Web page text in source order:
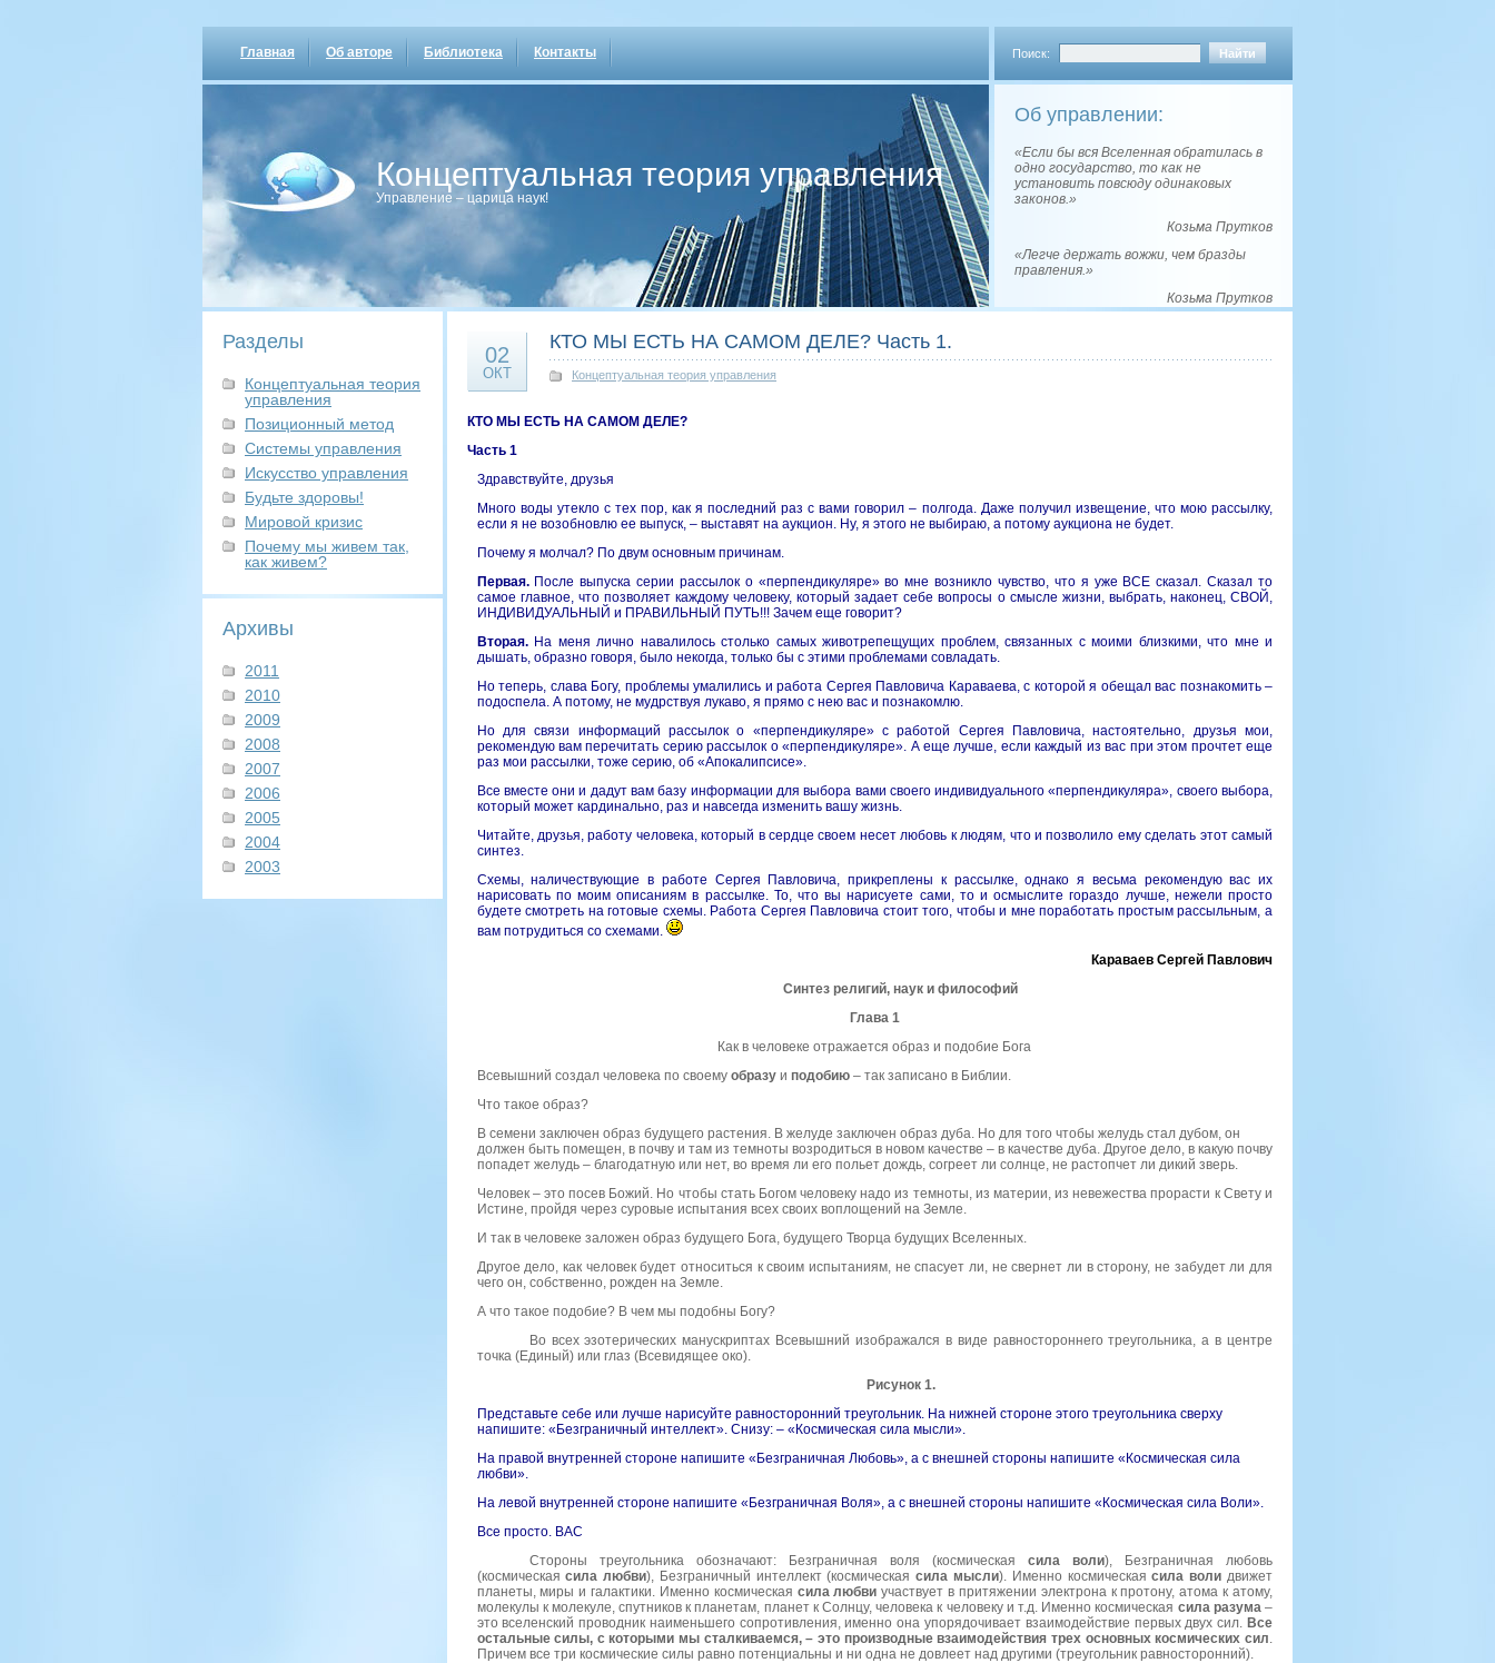
Главная Об авторе Библиотека Контакты Поиск:
Концептуальная теория управления
Управление – царица наук!
Об управлении:
«Если бы вся Вселенная обратилась в
одно государство, то как не
установить повсюду одинаковых
законов.»
Козьма Прутков
«Легче держать вожжи, чем бразды
правления.»
Козьма Прутков
Разделы
Концептуальная теория
управления
Позиционный метод
Системы управления
Искусство управления
Будьте здоровы!
Мировой кризис
Почему мы живем так,
как живем?
Архивы
2011
2010
2009
2008
2007
2006
2005
2004
2003
02
ОКТ
КТО МЫ ЕСТЬ НА САМОМ ДЕЛЕ? Часть 1.
Концептуальная теория управления
КТО МЫ ЕСТЬ НА САМОМ ДЕЛЕ?
Часть 1
Здравствуйте, друзья
Много воды утекло с тех пор, как я последний раз с вами говорил – полгода. Даже получил извещение, что мою рассылку,
если я не возобновлю ее выпуск, – выставят на аукцион. Ну, я этого не выбираю, а потому аукциона не будет.
Почему я молчал? По двум основным причинам.
Первая.После выпуска серии рассылок о «перпендикуляре» во мне возникло чувство, что я уже ВСЕ сказал. Сказал то
самое главное, что позволяет каждому человеку, который задает себе вопросы о смысле жизни, выбрать, наконец, СВОЙ,
ИНДИВИДУАЛЬНЫЙ и ПРАВИЛЬНЫЙ ПУТЬ!!! Зачем еще говорит?
Вторая. На меня лично навалилось столько самых животрепещущих проблем, связанных с моими близкими, что мне и
дышать, образно говоря, было некогда, только бы с этими проблемами совладать.
Но теперь, слава Богу, проблемы умалились и работа Сергея Павловича Караваева, с которой я обещал вас познакомить –
подоспела. А потому, не мудрствуя лукаво, я прямо с нею вас и познакомлю.
Но для связи информаций рассылок о «перпендикуляре» с работой Сергея Павловича, настоятельно, друзья мои,
рекомендую вам перечитать серию рассылок о «перпендикуляре». А еще лучше, если каждый из вас при этом прочтет еще
раз мои рассылки, тоже серию, об «Апокалипсисе».
Все вместе они и дадут вам базу информации для выбора вами своего индивидуального «перпендикуляра», своего выбора,
который может кардинально, раз и навсегда изменить вашу жизнь.
Читайте, друзья, работу человека, который в сердце своем несет любовь к людям, что и позволило ему сделать этот самый
синтез.
Схемы, наличествующие в работе Сергея Павловича, прикреплены к рассылке, однако я весьма рекомендую вас их
нарисовать по моим описаниям в рассылке. То, что вы нарисуете сами, то и осмыслите гораздо лучше, нежели просто
будете смотреть на готовые схемы. Работа Сергея Павловича стоит того, чтобы и мне поработать простым рассыльным, а
вам потрудиться со схемами.
Караваев Сергей Павлович
Синтез религий, наук и философий
Глава 1
Как в человеке отражается образ и подобие Бога
Всевышний создал человека по своему образуи подобию– так записано в Библии.
Что такое образ?
В семени заключен образ будущего растения. В желуде заключен образ дуба. Но для того чтобы желудь стал дубом, он
должен быть помещен, в почву и там из темноты возродиться в новом качестве – в качестве дуба. Другое дело, в какую почву
попадет желудь – благодатную или нет, во время ли его польет дождь, согреет ли солнце, не растопчет ли дикий зверь.
Человек – это посев Божий. Но чтобы стать Богом человеку надо из темноты, из материи, из невежества прорасти к Свету и
Истине, пройдя через суровые испытания всех своих воплощений на Земле.
И так в человеке заложен образ будущего Бога, будущего Творца будущих Вселенных.
Другое дело, как человек будет относиться к своим испытаниям, не спасует ли, не свернет ли в сторону, не забудет ли для
чего он, собственно, рожден на Земле.
А что такое подобие? В чем мы подобны Богу?
Во всех эзотерических манускриптах Всевышний изображался в виде равностороннего треугольника, а в центре
точка (Единый) или глаз (Всевидящее око).
Рисунок 1.
Представьте себе или лучше нарисуйте равносторонний треугольник. На нижней стороне этого треугольника сверху
напишите: «Безграничный интеллект». Снизу: – «Космическая сила мысли».
На правой внутренней стороне напишите «Безграничная Любовь», а с внешней стороны напишите «Космическая сила
любви».
На левой внутренней стороне напишите «Безграничная Воля», а с внешней стороны напишите «Космическая сила Воли».
Все просто. ВАС
Стороны треугольника обозначают: Безграничная воля (космическая сила воли), Безграничная любовь
(космическаясила любви), Безграничный интеллект (космическаясила мысли). Именно космическаясила воли движет
планеты, миры и галактики. Именно космическая сила любви участвует в притяжении электрона к протону, атома к атому,
молекулы к молекуле, спутников к планетам, планет к Солнцу, человека к человеку и т.д. Именно космическая сила разума–
это вселенский проводник наименьшего сопротивления, именно она упорядочивает взаимодействие первых двух сил. Все
остальные силы, с которыми мы сталкиваемся, – это производные взаимодействия трех основных космических сил.
Причем все три космические силы равно потенциальны и ни одна не довлеет над другими (треугольник равносторонний).